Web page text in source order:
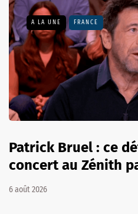
A LA UNE FRANCE
Patrick Bruel : ce
concert au Zénith
6 août 2026